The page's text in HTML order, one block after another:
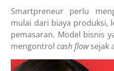
Smartpreneur perlu
mulai dari biaya produksi,
pemasaran. Model bisnis
mengontrolcash flowsejak